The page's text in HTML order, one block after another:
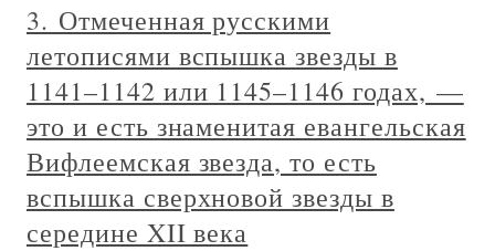
3. Отмеченная русскими
летописями вспышка звезды в
1141–1142 или 1145–1146 годах, —
это и есть знаменитая евангельская
Вифлеемская звезда, то есть
вспышка сверхновой звезды в
середине XII века